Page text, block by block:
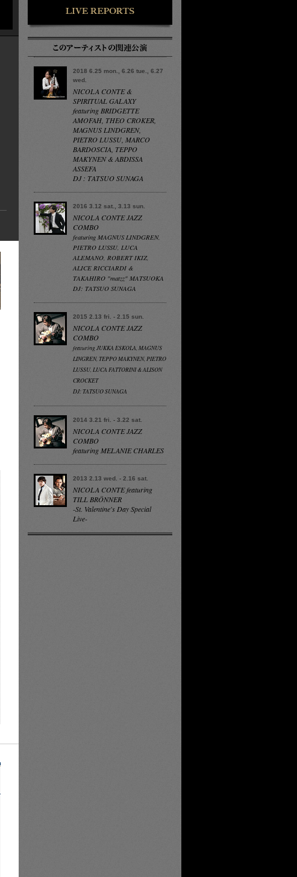
2018 6.25 mon., 6.26 tue., 6.27
wed.
NICOLA CONTE &
SPIRITUAL GALAXY
featuring BRIDGETTE
AMOFAH, THEO CROKER,
MAGNUS LINDGREN,
PIETRO LUSSU, MARCO
BARDOSCIA, TEPPO
MAKYNEN & ABDISSA
ASSEFA
DJ : TATSUO SUNAGA
2016 3.12 sat., 3.13 sun.
NICOLA CONTE JAZZ
COMBO
featuring MAGNUS LINDGREN,
PIETRO LUSSU, LUCA
ALEMANO, ROBERT IKIZ,
ALICE RICCIARDI &
TAKAHIRO "matzz" MATSUOKA
DJ: TATSUO SUNAGA
2015 2.13 fri. - 2.15 sun.
NICOLA CONTE JAZZ
COMBO
featuring JUKKA ESKOLA, MAGNUS
LINGREN, TEPPO MAKYNEN, PIETRO
LUSSU, LUCA FATTORINI & ALISON
CROCKET
DJ: TATSUO SUNAGA
2014 3.21 fri. - 3.22 sat.
NICOLA CONTE JAZZ
COMBO
featuring MELANIE CHARLES
2013 2.13 wed. - 2.16 sat.
NICOLA CONTE featuring
TILL BRÖNNER
-St. Valentine's Day Special
Live-